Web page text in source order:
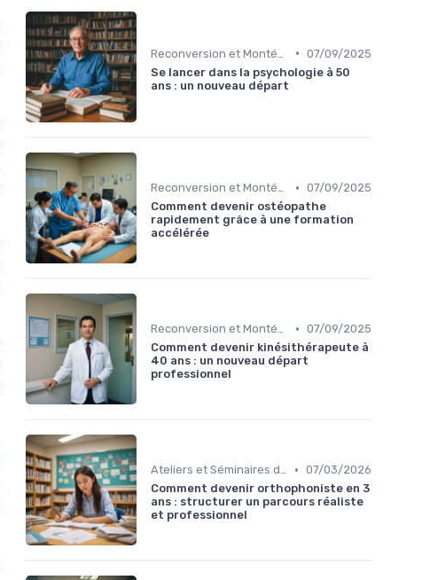
• 07/09/2025
Se lancer dans la psychologie à 50
ans : un nouveau départ
Reconversion et Montée en Compétences • 07/09/2025
Comment devenir ostéopathe
rapidement grâce à une formation
accélérée
Reconversion et Montée en Compétences • 07/09/2025
Comment devenir kinésithérapeute à
40 ans : un nouveau départ
professionnel
Ateliers et Séminaires de Formation • 07/03/2026
Comment devenir orthophoniste en 3
ans : structurer un parcours réaliste
et professionnel